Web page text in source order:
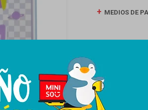
MEDIOS DE